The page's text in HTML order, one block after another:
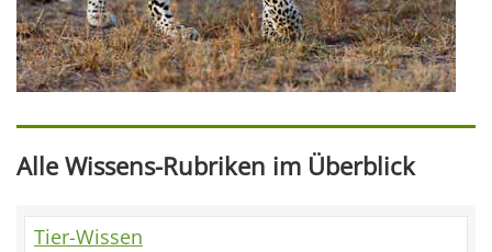
Alle Wissens-Rubriken im Überblick
Tier-Wissen